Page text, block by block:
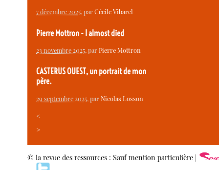
7 décembre 2025, parCécile Vibarel
Pierre Mottron - I almost died
23 novembre 2025, parPierre Mottron
CASTERUS OUEST, un portrait de mon
père.
29 septembre 2025, parNicolas Losson
<
>
© la revue des ressources : Sauf mention particulière |